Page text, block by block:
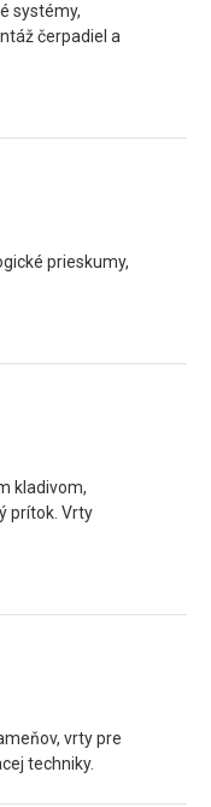
systémy,
čerpadiel a
prieskumy,
kladivom,
prítok. Vrty
vrty pre
techniky.